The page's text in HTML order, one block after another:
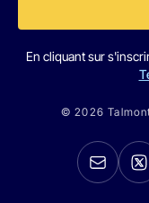
En cliquant sur
© 2026